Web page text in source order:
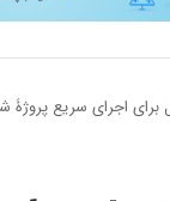
برای اجرای سریع